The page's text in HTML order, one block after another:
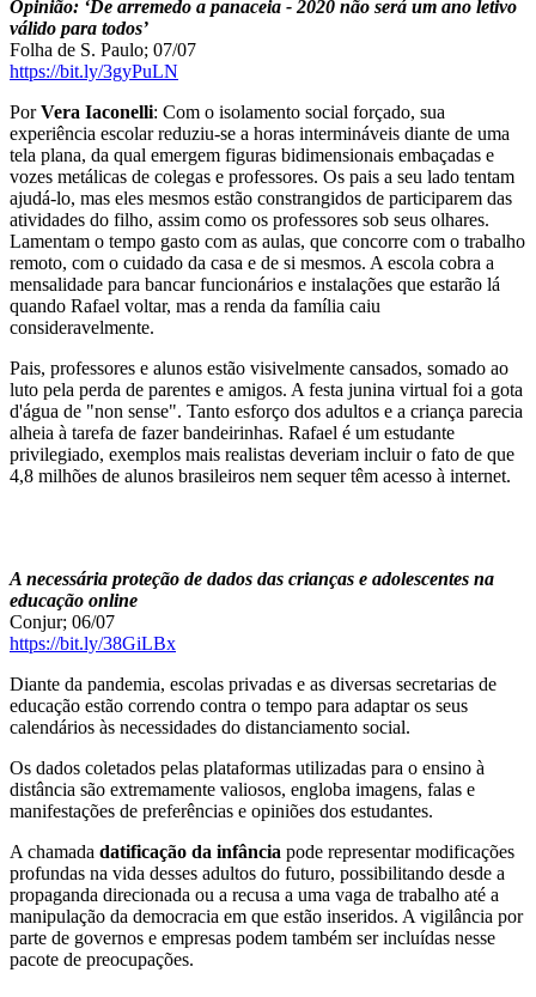
Opinião: ‘De arremedo a panaceia - 2020 não será um ano letivo
válido para todos’
Folha de S. Paulo; 07/07
https://bit.ly/3gyPuLN
PorVera Iaconelli: Com o isolamento social forçado, sua
experiência escolar reduziu-se a horas intermináveis diante de uma
tela plana, da qual emergem figuras bidimensionais embaçadas e
vozes metálicas de colegas e professores. Os pais a seu lado tentam
ajudá-lo, mas eles mesmos estão constrangidos de participarem das
atividades do filho, assim como os professores sob seus olhares.
Lamentam o tempo gasto com as aulas, que concorre com o trabalho
remoto, com o cuidado da casa e de si mesmos. A escola cobra a
mensalidade para bancar funcionários e instalações que estarão lá
quando Rafael voltar, mas a renda da família caiu
consideravelmente.
Pais, professores e alunos estão visivelmente cansados, somado ao
luto pela perda de parentes e amigos. A festa junina virtual foi a gota
d'água de "non sense". Tanto esforço dos adultos e a criança parecia
alheia à tarefa de fazer bandeirinhas. Rafael é um estudante
privilegiado, exemplos mais realistas deveriam incluir o fato de que
4,8 milhões de alunos brasileiros nem sequer têm acesso à internet.
A necessária proteção de dados das crianças e adolescentes na
educação online
Conjur; 06/07
https://bit.ly/38GiLBx
Diante da pandemia, escolas privadas e as diversas secretarias de
educação estão correndo contra o tempo para adaptar os seus
calendários às necessidades do distanciamento social.
Os dados coletados pelas plataformas utilizadas para o ensino à
distância são extremamente valiosos, engloba imagens, falas e
manifestações de preferências e opiniões dos estudantes.
A chamada datificação da infância pode representar modificações
profundas na vida desses adultos do futuro, possibilitando desde a
propaganda direcionada ou a recusa a uma vaga de trabalho até a
manipulação da democracia em que estão inseridos. A vigilância por
parte de governos e empresas podem também ser incluídas nesse
pacote de preocupações.